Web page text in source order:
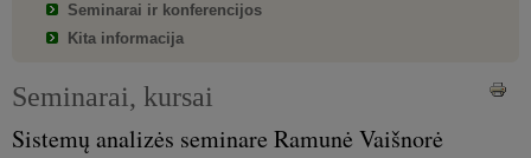
Seminarai ir konferencijos
Kita informacija
Seminarai, kursai
Sistemų analizės seminare Ramunė Vaišnorė